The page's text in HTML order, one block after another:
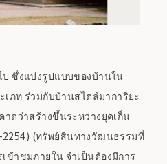
ซึ่งแบ่งรูปแบบของบ้านใน
ภท ร่วมกับบ้านสไตล์มาการิยะ
ดว่าสร้างขึ้นระหว่างยุคเก็น
2254) (ทรัพย์สินทางวัฒนธรรมที่
ข้าชมภายใน จำเป็นต้องมีการ